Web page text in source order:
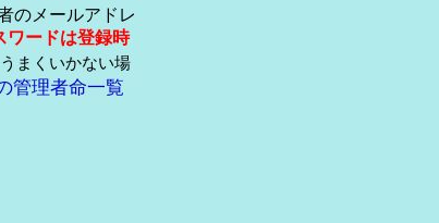
のメールアドレ
ードは登録時
まくいかない場
管理者命一覧